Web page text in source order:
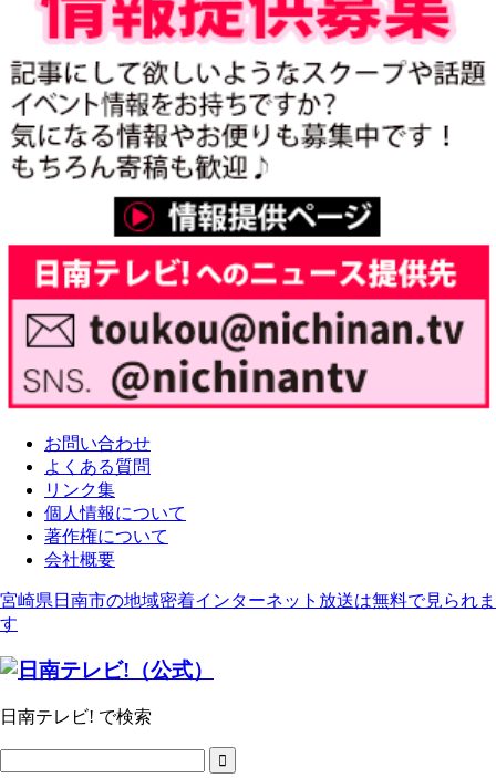
お問い合わせ
よくある質問
リンク集
個人情報について
著作権について
会社概要
宮崎県日南市の地域密着インターネット放送は無料で見られま
す
日南テレビ! で検索